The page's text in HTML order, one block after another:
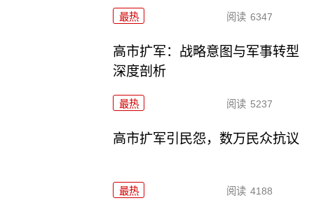
最热 阅读 6347
高市扩军：战略意图与军事转型
深度剖析
最热 阅读 5237
高市扩军引民怨，数万民众抗议
最热 阅读 4188